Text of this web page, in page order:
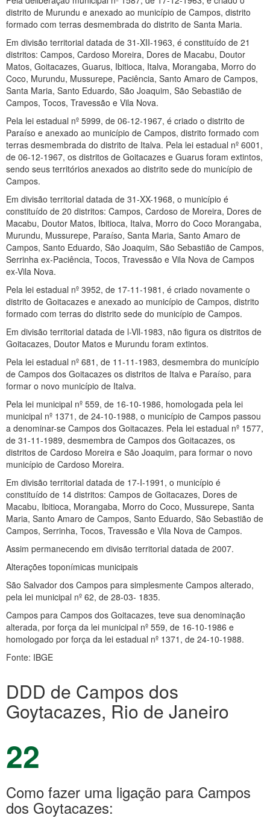
distrito de Murundu e anexado ao município de Campos, distrito
formado com terras desmembrada do distrito de Santa Maria.
Em divisão territorial datada de 31-XII-1963, é constituído de 21
distritos: Campos, Cardoso Moreira, Dores de Macabu, Doutor
Matos, Goitacazes, Guarus, Ibitioca, Italva, Morangaba, Morro do
Coco, Murundu, Mussurepe, Paciência, Santo Amaro de Campos,
Santa Maria, Santo Eduardo, São Joaquim, São Sebastião de
Campos, Tocos, Travessão e Vila Nova.
Pela lei estadual nº 5999, de 06-12-1967, é criado o distrito de
Paraíso e anexado ao município de Campos, distrito formado com
terras desmembrada do distrito de Italva. Pela lei estadual nº 6001,
de 06-12-1967, os distritos de Goitacazes e Guarus foram extintos,
sendo seus territórios anexados ao distrito sede do município de
Campos.
Em divisão territorial datada de 31-XX-1968, o município é
constituído de 20 distritos: Campos, Cardoso de Moreira, Dores de
Macabu, Doutor Matos, Ibitioca, Italva, Morro do Coco Morangaba,
Murundu, Mussurepe, Paraíso, Santa Maria, Santo Amaro de
Campos, Santo Eduardo, São Joaquim, São Sebastião de Campos,
Serrinha ex-Paciência, Tocos, Travessão e Vila Nova de Campos
ex-Vila Nova.
Pela lei estadual nº 3952, de 17-11-1981, é criado novamente o
distrito de Goitacazes e anexado ao município de Campos, distrito
formado com terras do distrito sede do município de Campos.
Em divisão territorial datada de l-Vll-1983, não figura os distritos de
Goitacazes, Doutor Matos e Murundu foram extintos.
Pela lei estadual nº 681, de 11-11-1983, desmembra do município
de Campos dos Goitacazes os distritos de Italva e Paraíso, para
formar o novo município de Italva.
Pela lei municipal nº 559, de 16-10-1986, homologada pela lei
municipal nº 1371, de 24-10-1988, o município de Campos passou
a denominar-se Campos dos Goitacazes. Pela lei estadual nº 1577,
de 31-11-1989, desmembra de Campos dos Goitacazes, os
distritos de Cardoso Moreira e São Joaquim, para formar o novo
município de Cardoso Moreira.
Em divisão territorial datada de 17-I-1991, o município é
constituído de 14 distritos: Campos de Goitacazes, Dores de
Macabu, Ibitioca, Morangaba, Morro do Coco, Mussurepe, Santa
Maria, Santo Amaro de Campos, Santo Eduardo, São Sebastião de
Campos, Serrinha, Tocos, Travessão e Vila Nova de Campos.
Assim permanecendo em divisão territorial datada de 2007.
Alterações toponímicas municipais
São Salvador dos Campos para simplesmente Campos alterado,
pela lei municipal nº 62, de 28-03- 1835.
Campos para Campos dos Goitacazes, teve sua denominação
alterada, por força da lei municipal nº 559, de 16-10-1986 e
homologado por força da lei estadual nº 1371, de 24-10-1988.
Fonte: IBGE
DDD de Campos dos
Goytacazes, Rio de Janeiro
22
Como fazer uma ligação para Campos
dos Goytacazes: